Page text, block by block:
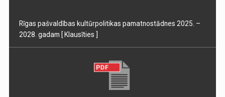
Rīgas pašvaldības kultūrpolitikas pamatnostādnes 2025. –
2028. gadam [ Klausīties ]